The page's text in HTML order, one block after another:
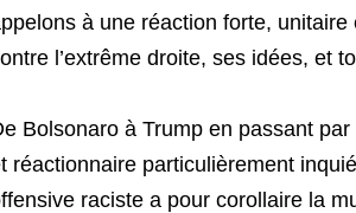
à une réaction forte,
l’extrême droite, ses idées, et
Bolsonaro à Trump en passant
réactionnaire particulièrement
raciste a pour corollaire la